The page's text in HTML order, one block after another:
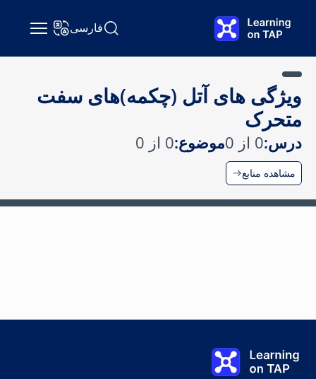
جستجو Learning on TAPفارسیتغییر زبان
ویژگی های آتل (چکمه)های سفت
متحرک
درس:0 از 0 موضوع:0 از 0
مشاهده منابع
0%
درس:0 از 0
Learning on TAP - خانه